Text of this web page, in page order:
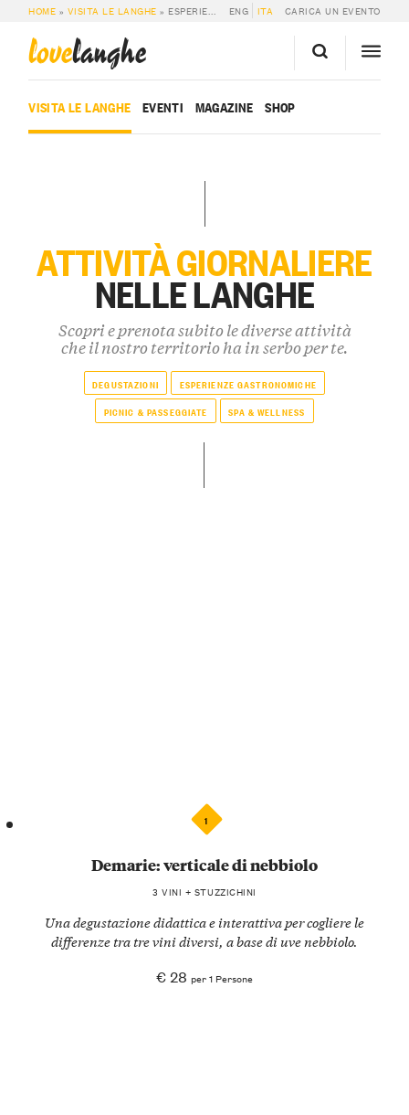
HOME » VISITA LE LANGHE » ESPERIENZE ENOGASTRONOMICHE ENG ITA CARICA UN EVENTO
lovelanghe
VISITA LE LANGHE EVENTI MAGAZINE SHOP
ATTIVITÀ GIORNALIERE
NELLE LANGHE
Scopri e prenota subito le diverse attività
che il nostro territorio ha in serbo per te.
DEGUSTAZIONI
ESPERIENZE GASTRONOMICHE
PICNIC & PASSEGGIATE
SPA & WELLNESS
1
Demarie: verticale di nebbiolo
3 VINI + STUZZICHINI
Una degustazione didattica e interattiva per cogliere le
differenze tra tre vini diversi, a base di uve nebbiolo.
€ 28 per 1 Persone